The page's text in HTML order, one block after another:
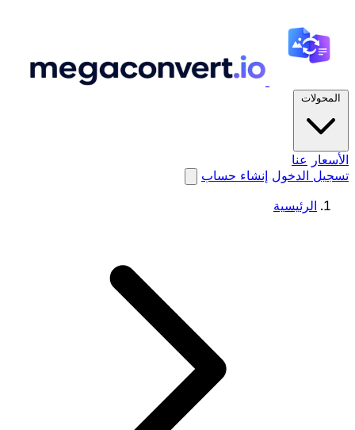
المحولات
الأسعار عنا
تسجيل الدخول إنشاء حساب
الرئيسية